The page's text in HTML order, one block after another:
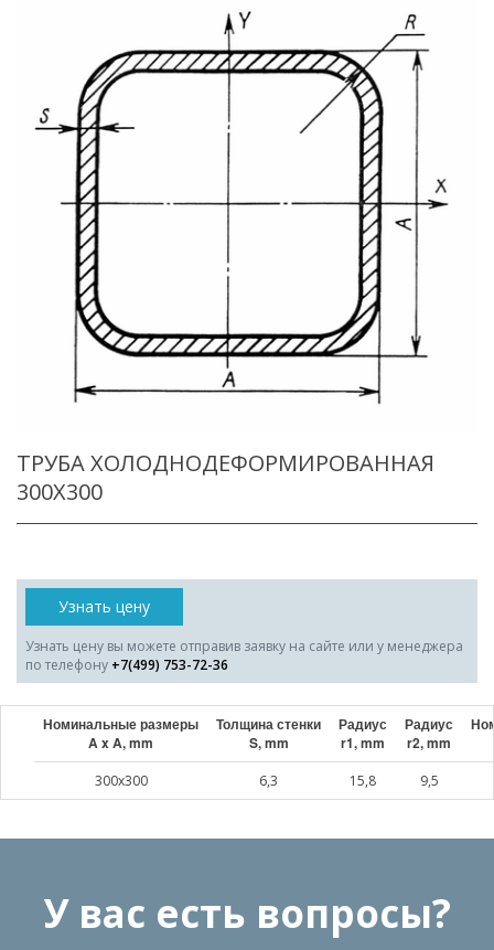
ТРУБА ХОЛОДНОДЕФОРМИРОВАННАЯ
300X300
Узнать цену
Узнать цену вы можете отправив заявку на сайте или у менеджера
по телефону +7(499) 753-72-36
Номинальные размеры
A x A, mm
Толщина стенки
S, mm
Радиус
r1, mm
Радиус
r2, mm
300x300 6,3 15,8 9,5
У вас есть вопросы?